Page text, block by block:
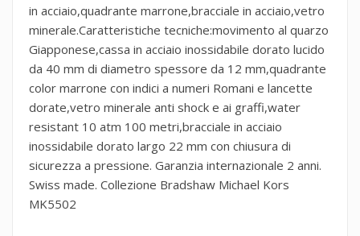
in acciaio,quadrante marrone,bracciale in acciaio,vetro
minerale.Caratteristiche tecniche:movimento al quarzo
Giapponese,cassa in acciaio inossidabile dorato lucido
da 40 mm di diametro spessore da 12 mm,quadrante
color marrone con indici a numeri Romani e lancette
dorate,vetro minerale anti shock e ai graffi,water
resistant 10 atm 100 metri,bracciale in acciaio
inossidabile dorato largo 22 mm con chiusura di
sicurezza a pressione. Garanzia internazionale 2 anni.
Swiss made. Collezione Bradshaw Michael Kors
MK5502